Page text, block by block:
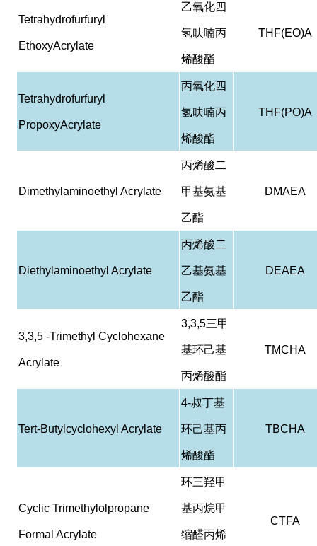
Tetrahydrofurfuryl
EthoxyAcrylate
乙氧化四
氢呋喃丙
烯酸酯
THF(EO)A
Tetrahydrofurfuryl
PropoxyAcrylate
丙氧化四
氢呋喃丙
烯酸酯
THF(PO)A
Dimethylaminoethyl Acrylate
丙烯酸二
甲基氨基
乙酯
DMAEA
Diethylaminoethyl Acrylate
丙烯酸二
乙基氨基
乙酯
DEAEA
3,3,5 -Trimethyl Cyclohexane
Acrylate
3,3,5三甲
基环己基
丙烯酸酯
TMCHA
Tert-Butylcyclohexyl Acrylate
4-叔丁基
环己基丙
烯酸酯
TBCHA
Cyclic Trimethylolpropane
Formal Acrylate
环三羟甲
基丙烷甲
缩醛丙烯
CTFA